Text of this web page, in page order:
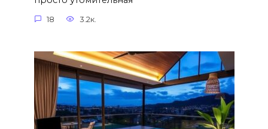
18 3.2к.